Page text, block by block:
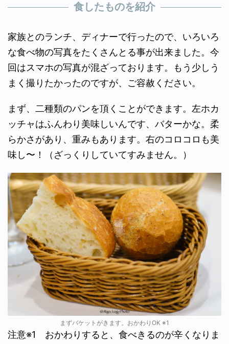
食したものを紹介
家族とのランチ、ディナーで行ったので、いろいろ
な食べ物の写真をたくさんとる事が出来ました。今
回はスマホの写真が混ざっております。もう少しう
まく撮りたかったのですが、ご容赦ください。
まず、二種類のパンを頂くことができます。左ホカ
ッチャはふんわり美味しいんです、バターかな。柔
らかさがあり、重みもあります。右のコロコロも美
味し〜！（ざっくりしていてすみません。）
まずバケットがきます。おかわりOK ※1
注意※1 おかわりすると、食べきるのが辛くなりま